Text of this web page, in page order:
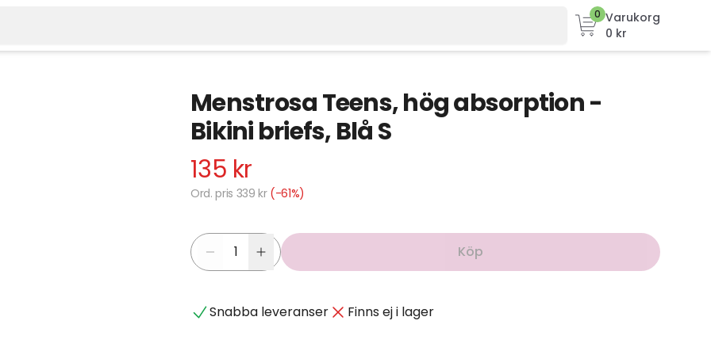
0 Varukorg
0 kr
Menstrosa Teens, hög absorption -
Bikini briefs, Blå S
135 kr
Ord. pris 339 kr (-61%)
Köp
Snabba leveranser Finns ej i lager